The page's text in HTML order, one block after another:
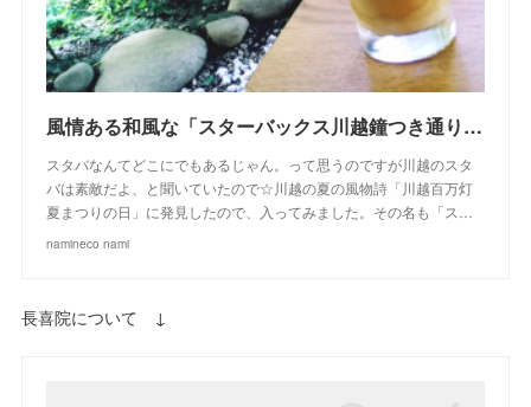
風情ある和風な「スターバックス川越鐘つき通り店」＠川越百万灯夏まつり
スタバなんてどこにでもあるじゃん。って思うのですが川越のスタ
バは素敵だよ、と聞いていたので☆川越の夏の風物詩「川越百万灯
夏まつりの日」に発見したので、入ってみました。その名も「ス…
namineco nami
長喜院について ↓